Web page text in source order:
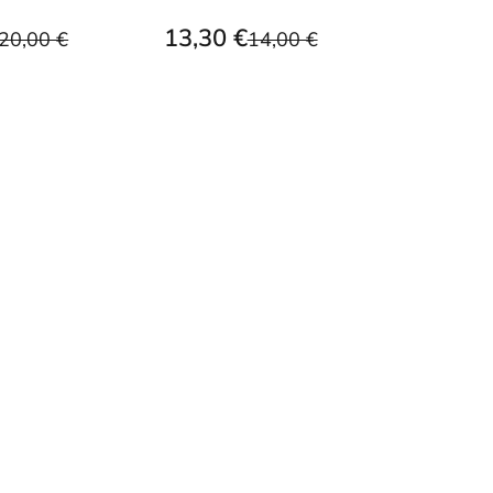
€ 14,00 €
13,30 €